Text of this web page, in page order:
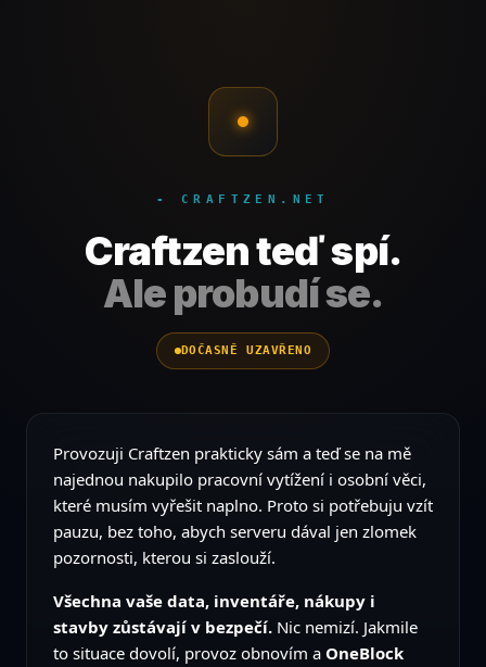
- CRAFTZEN.NET
Craftzen teď spí.
Ale probudí se.
DOČASNĚ UZAVŘENO
Provozuji Craftzen prakticky sám a teď se na mě
najednou nakupilo pracovní vytížení i osobní věci,
které musím vyřešit naplno. Proto si potřebuju vzít
pauzu, bez toho, abych serveru dával jen zlomek
pozornosti, kterou si zaslouží.
Všechna vaše data, inventáře, nákupy i
stavby zůstávají v bezpečí. Nic nemizí. Jakmile
to situace dovolí, provoz obnovím a OneBlock